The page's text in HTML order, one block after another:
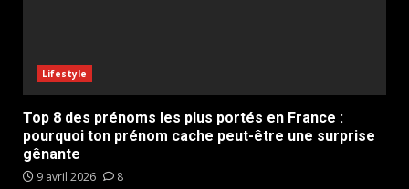
Lifestyle
Top 8 des prénoms les plus portés en France :
pourquoi ton prénom cache peut-être une surprise
gênante
9 avril 2026 8